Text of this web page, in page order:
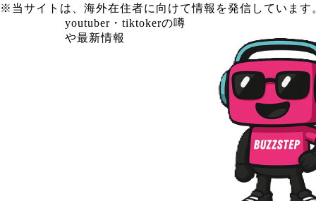
※当サイトは、海外在住者に向けて情報を発信しています
youtuber・tiktokerの噂
や最新情報